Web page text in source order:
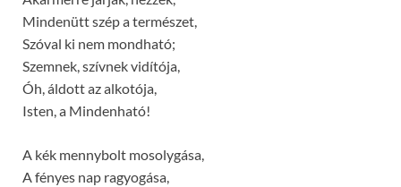
Mindenütt szép a természet,
Szóval ki nem mondható;
Szemnek, szívnek vidítója,
Óh, áldott az alkotója,
Isten, a Mindenható!
A kék mennybolt mosolygása,
A fényes nap ragyogása,